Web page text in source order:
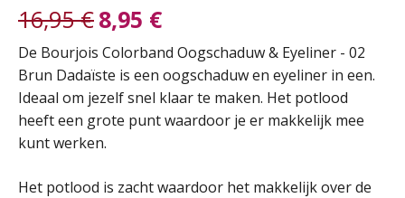
16,95€
Oorspronkelijke
prijs
was:
16,95 €.
8,95 €
Huidige
prijs
is:
8,95 €.
De Bourjois Colorband Oogschaduw & Eyeliner - 02
Brun Dadaïste is een oogschaduw en eyeliner in een.
Ideaal om jezelf snel klaar te maken. Het potlood
heeft een grote punt waardoor je er makkelijk mee
kunt werken.
Het potlood is zacht waardoor het makkelijk over de